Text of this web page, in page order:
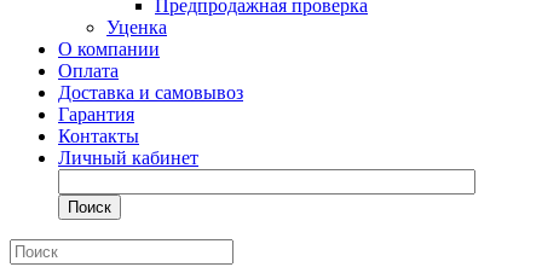
Предпродажная проверка
Уценка
О компании
Оплата
Доставка и самовывоз
Гарантия
Контакты
Личный кабинет
Поиск